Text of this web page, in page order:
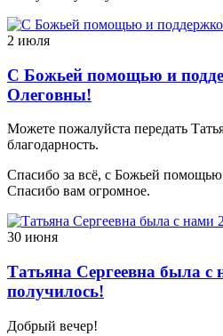
2 июля
С Божьей помощью и
Олеговны!
Можете пожалуйста передать
благодарность.
Спасибо за всё, с Божьей
Спасибо вам огромное.
30 июня
Татьяна Сергеевна была с
получилось!
Добрый вечер!